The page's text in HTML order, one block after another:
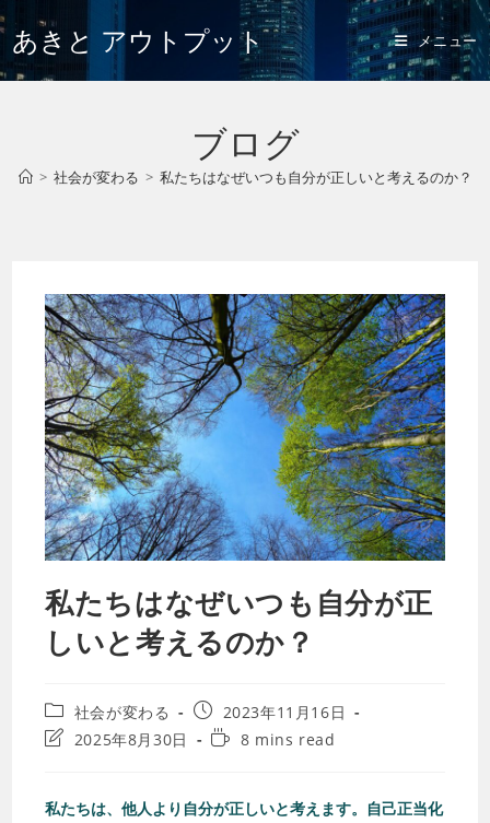
あきと アウトプット メニュー
ブログ
> 社会が変わる > 私たちはなぜいつも自分が正しいと考えるのか？
私たちはなぜいつも自分が正
しいと考えるのか？
社会が変わる
2023年11月16日
2025年8月30日
8 mins read
私たちは、他人より自分が正しいと考えます。自己正当化